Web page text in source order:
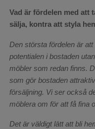
Vad är fördelen med att
sälja, kontra att styla
Den största fördelen är
potentialen i bostaden
möbler som redan finns.
som gör bostaden
försäljning. Vi ser också
möblera om för att få fina
Det är väldigt lätt att bli